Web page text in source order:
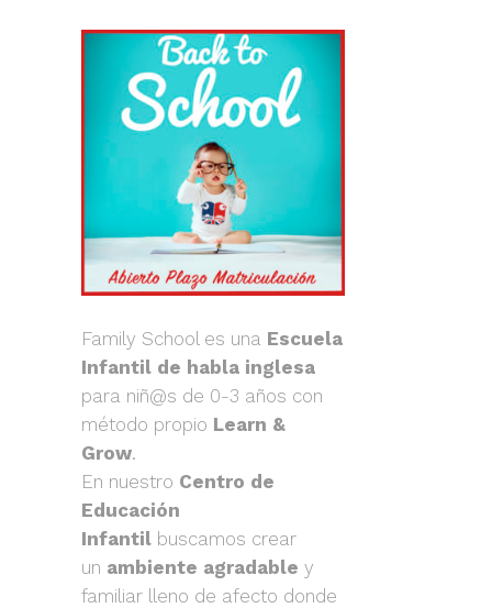
Family School es una Escuela
Infantil de habla inglesa
para niñ@s de 0-3 años con
método propio Learn &
Grow.
En nuestro Centro de
Educación
Infantil buscamos crear
un ambiente agradable y
familiar lleno de afecto donde